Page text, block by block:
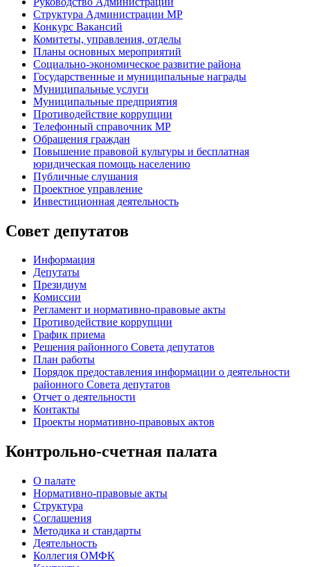
Структура Администрации МР
Конкурс Вакансий
Комитеты, управления, отделы
Планы основных мероприятий
Социально-экономическое развитие района
Государственные и муниципальные награды
Муниципальные услуги
Муниципальные предприятия
Противодействие коррупции
Телефонный справочник МР
Обращения граждан
Повышение правовой культуры и бесплатная
юридическая помощь населению
Публичные слушания
Проектное управление
Инвестиционная деятельность
Совет депутатов
Информация
Депутаты
Президиум
Комиссии
Регламент и нормативно-правовые акты
Противодействие коррупции
График приема
Решения районного Совета депутатов
План работы
Порядок предоставления информации о деятельности
районного Совета депутатов
Отчет о деятельности
Контакты
Проекты нормативно-правовых актов
Контрольно-счетная палата
О палате
Нормативно-правовые акты
Структура
Соглашения
Методика и стандарты
Деятельность
Коллегия ОМФК